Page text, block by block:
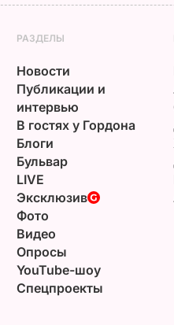
РАЗДЕЛЫ
Новости
Публикации и
интервью
В гостях у Гордона
Блоги
Бульвар
LIVE
Эксклюзив
Фото
Видео
Опросы
YouTube-шоу
Спецпроекты